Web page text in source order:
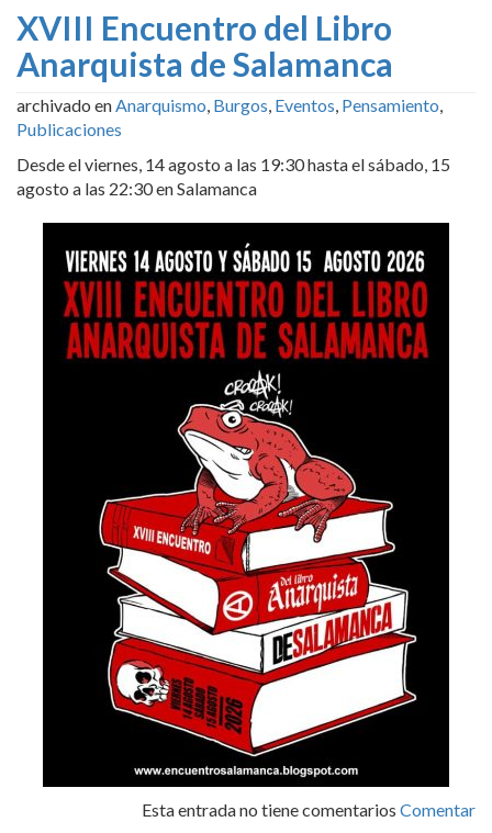
XVIII Encuentro del Libro
Anarquista de Salamanca
archivado en Anarquismo Burgos Eventos Pensamiento
Publicaciones
Desde el viernes, 14 agosto a las 19:30 hasta el sábado, 15
agosto a las 22:30 en Salamanca
Esta entrada no tiene comentarios Comentar